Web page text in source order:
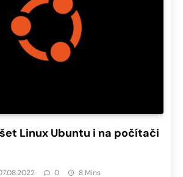
Linux Ubuntu i na počítači
0 8 Mins